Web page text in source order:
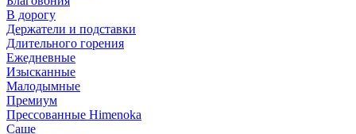
В дорогу
Держатели и подставки
Длительного горения
Ежедневные
Изысканные
Малодымные
Премиум
Прессованные Himenoka
Саше